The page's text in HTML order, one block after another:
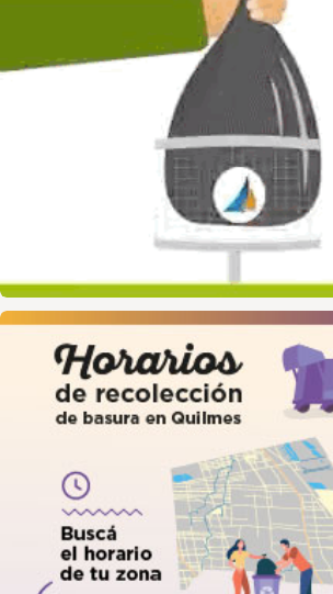
quilmes